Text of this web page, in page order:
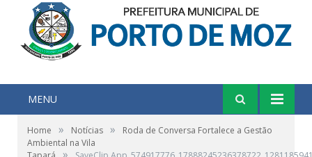
MENU
Home » Notícias »
Roda de Conversa Fortalece a Gestão
Ambiental na Vila